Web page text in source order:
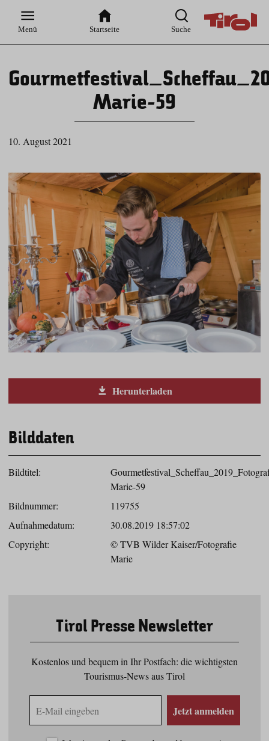
Hauptnavigation
Inhaltsbereich
Menü Startseite Suche
Marie-59
10. August 2021
Herunterladen
Bilddaten
Bildtitel:
Marie-59
Bildnummer:
119755
Aufnahmedatum:
30.08.2019 18:57:02
Copyright:
© TVB Wilder Kaiser/Fotografie
Marie
Tirol Presse Newsletter
Kostenlos und bequem in Ihr Postfach: die wichtigsten
Tourismus-News aus Tirol
Mail
Jetzt anmelden